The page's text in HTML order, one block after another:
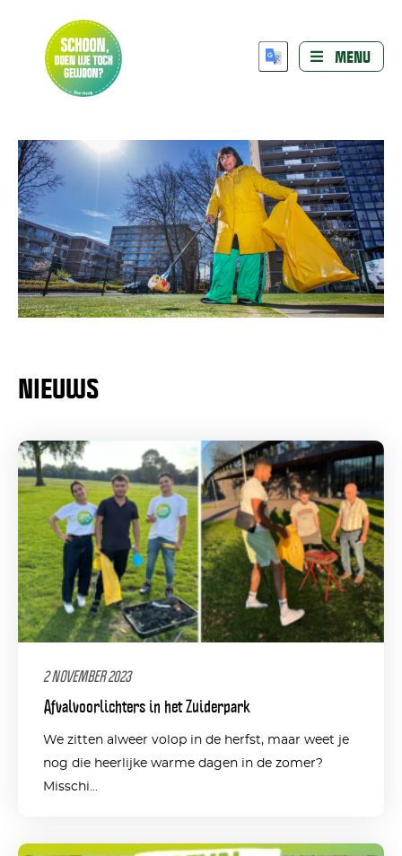
MENU
NIEUWS
2 NOVEMBER 2023
Afvalvoorlichters in het Zuiderpark
We zitten alweer volop in de herfst, maar weet je
nog die heerlijke warme dagen in de zomer?
Misschi...